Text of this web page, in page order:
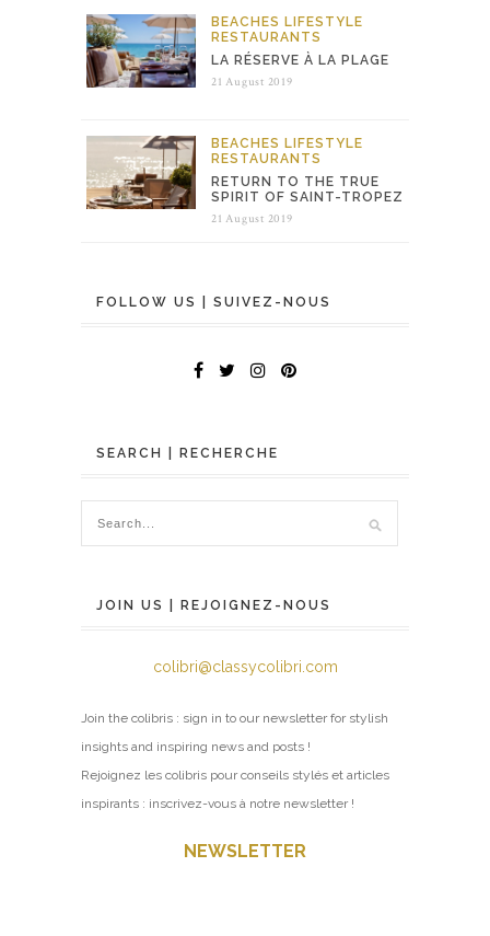
BEACHES LIFESTYLE
RESTAURANTS
LA RÉSERVE À LA PLAGE
21 August 2019
BEACHES LIFESTYLE
RESTAURANTS
RETURN TO THE TRUE
SPIRIT OF SAINT-TROPEZ
21 August 2019
FOLLOW US | SUIVEZ-NOUS
SEARCH | RECHERCHE
JOIN US | REJOIGNEZ-NOUS
colibri@classycolibri.com
Join the colibris : sign in to our newsletter for stylish
insights and inspiring news and posts !
Rejoignez les colibris pour conseils stylés et articles
inspirants : inscrivez-vous à notre newsletter !
NEWSLETTER